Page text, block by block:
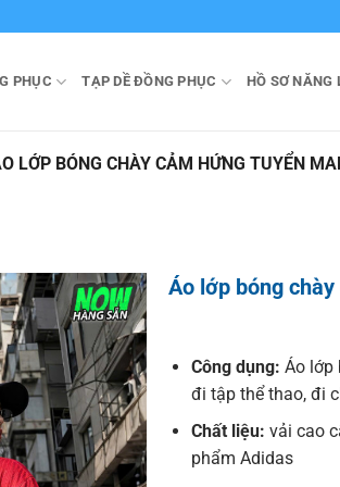
PHỤC TẠP DỀ ĐỒNG PHỤC HỒ SƠ NĂNG
LỚP BÓNG CHÀY CẢM HỨNG TUYỂN
Áo lớp bóng
Công dụng: Áo lớp
đi tập thể thao, đi
Chất liệu: vải cao
phẩm Adidas